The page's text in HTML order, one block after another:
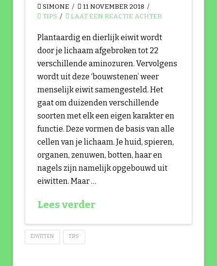
SIMONE
11 NOVEMBER 2018
TIPS
LAAT EEN REACTIE ACHTER
Plantaardig en dierlijk eiwit wordt
door je lichaam afgebroken tot 22
verschillende aminozuren. Vervolgens
wordt uit deze ‘bouwstenen’ weer
menselijk eiwit samengesteld. Het
gaat om duizenden verschillende
soorten met elk een eigen karakter en
functie. Deze vormen de basis van alle
cellen van je lichaam. Je huid, spieren,
organen, zenuwen, botten, haar en
nagels zijn namelijk opgebouwd uit
eiwitten. Maar …
Lees verder
EIWITTEN TIPS